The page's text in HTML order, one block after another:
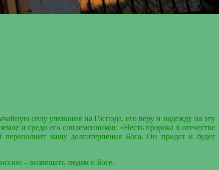
силу упования на Господа, его веру и надежду на эту
и среди его соплеменников: «Несть пророка в отечестве
чашу долготерпения Бога. Он придет и будет
– возвещать людям о Боге.